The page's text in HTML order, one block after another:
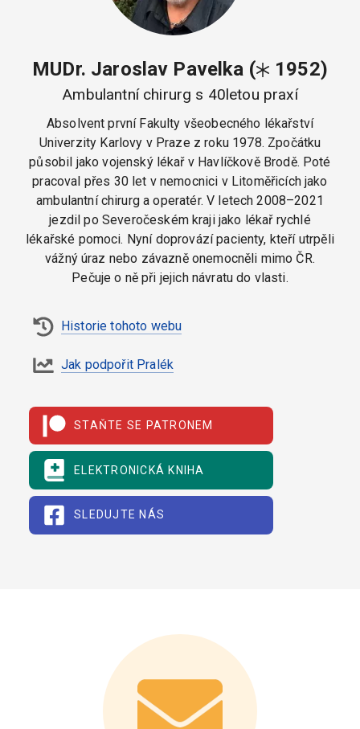
MUDr. Jaroslav Pavelka ( 1952)
Ambulantní chirurg s 40letou praxí
Absolvent první Fakulty všeobecného lékařství
Univerzity Karlovy v Praze z roku 1978. Zpočátku
působil jako vojenský lékař v Havlíčkově Brodě. Poté
pracoval přes 30 let v nemocnici v Litoměřicích jako
ambulantní chirurg a operatér. V letech 2008–2021
jezdil po Severočeském kraji jako lékař rychlé
lékařské pomoci. Nyní doprovází pacienty, kteří utrpěli
vážný úraz nebo závazně onemocněli mimo ČR.
Pečuje o ně při jejich návratu do vlasti.
Historie tohoto webu
Jak podpořit Pralék
STAŇTE SE PATRONEM
ELEKTRONICKÁ KNIHA
SLEDUJTE NÁS